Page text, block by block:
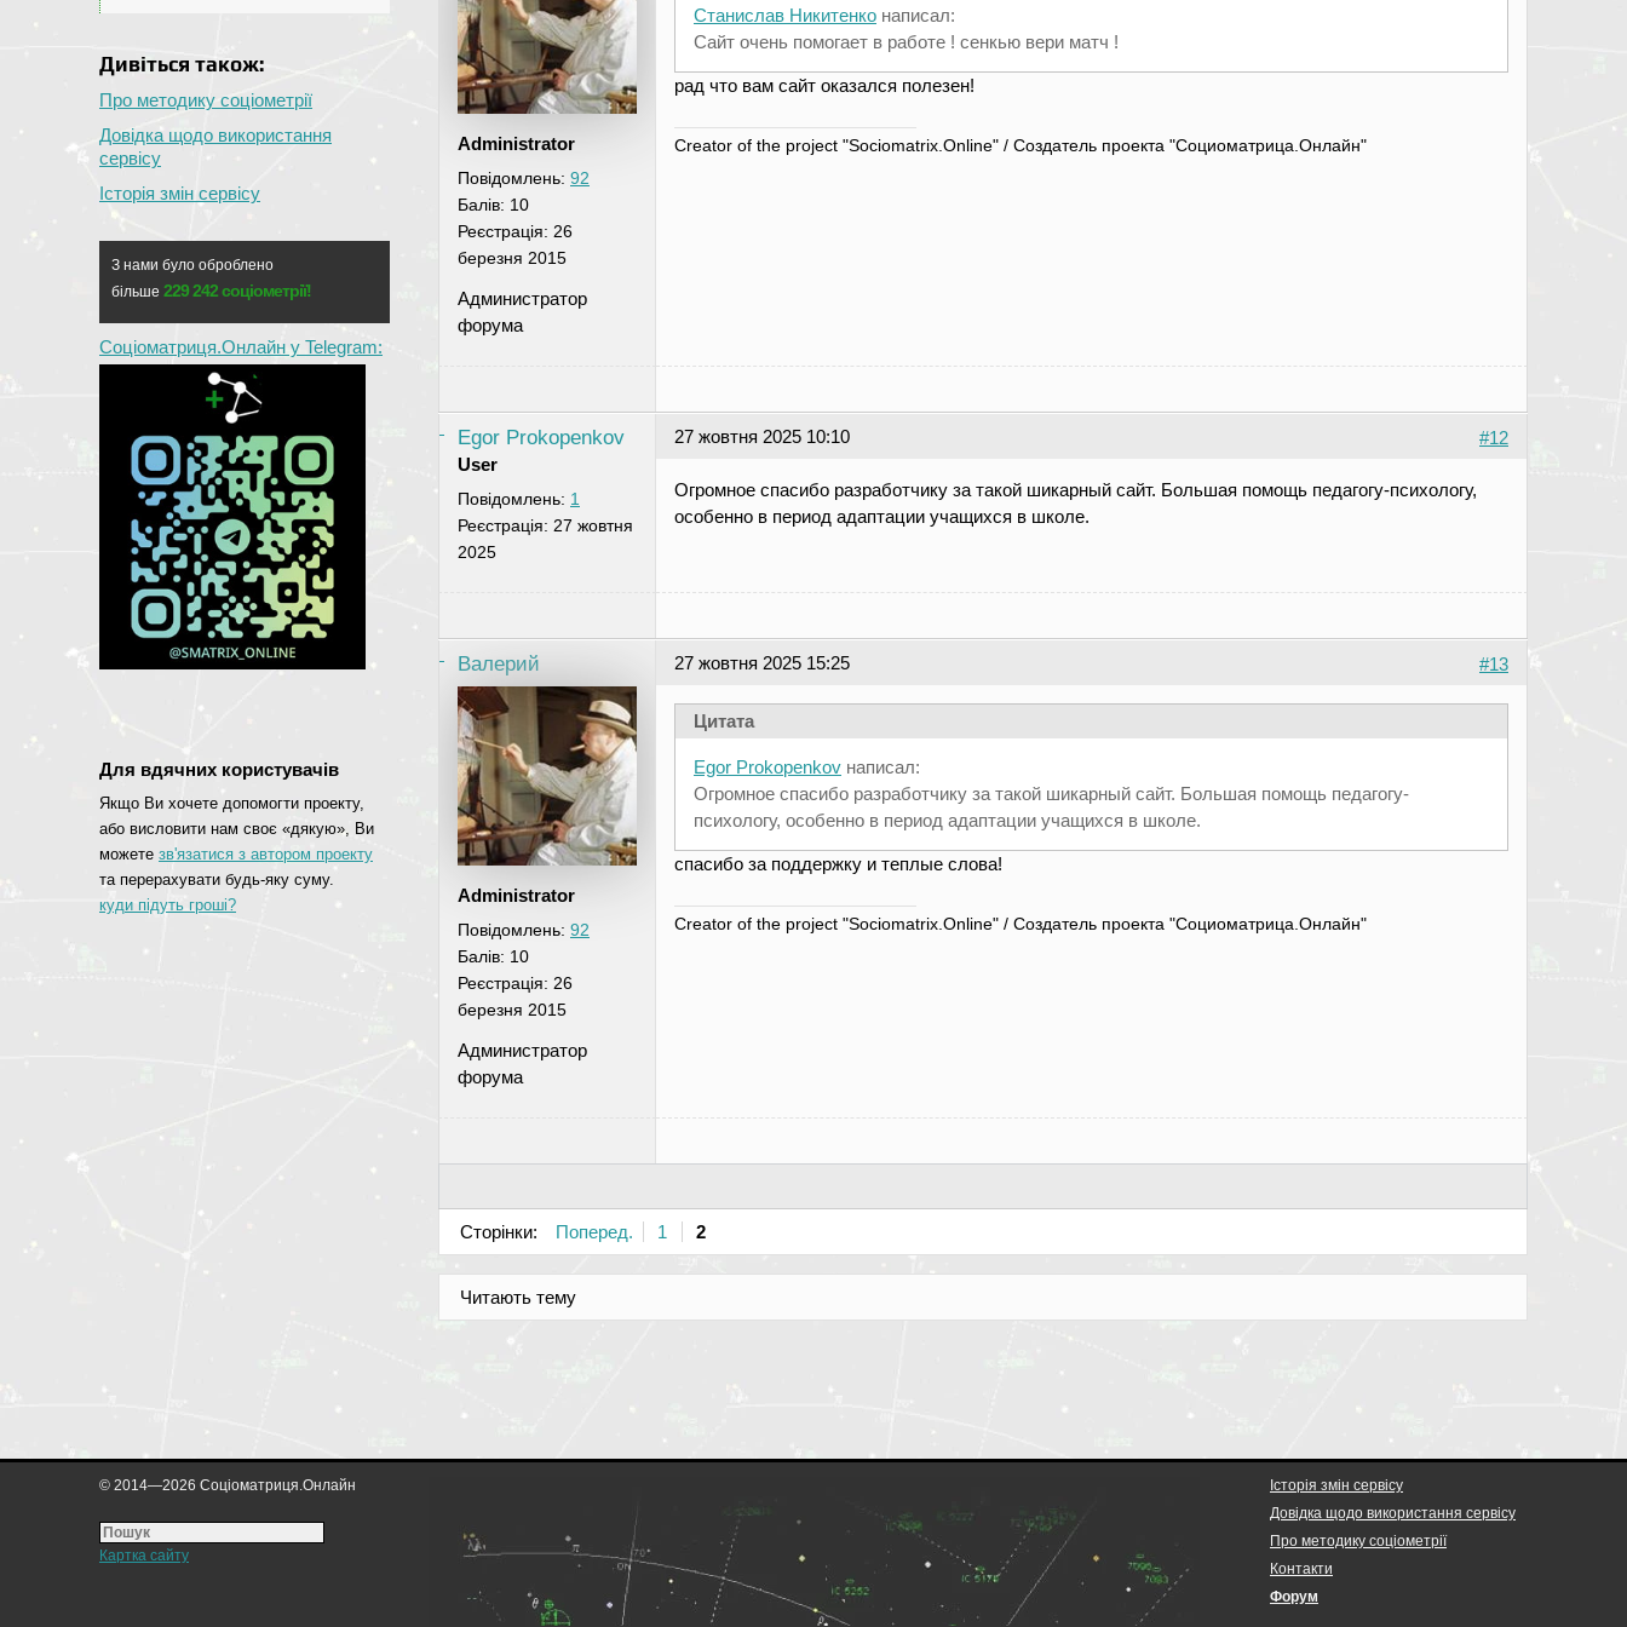
Administrator
Повідомлень: 92
Балів: 10
Реєстрація: 26
березня 2015
Администратор
форума
Станислав Никитенко написал:
Сайт очень помогает в работе ! сенкью вери матч !
рад что вам сайт оказался полезен!
Creator of the project "Sociomatrix.Online" / Создатель проекта "Социоматрица.Онлайн"
Egor Prokopenkov
User
Повідомлень: 1
Реєстрація: 27 жовтня
2025
#12
27 жовтня 2025 10:10
Огромное спасибо разработчику за такой шикарный сайт. Большая помощь педагогу-психологу,
особенно в период адаптации учащихся в школе.
Валерий
Administrator
Повідомлень: 92
Балів: 10
Реєстрація: 26
березня 2015
Администратор
форума
#13
27 жовтня 2025 15:25
Цитата
Egor Prokopenkov написал:
Огромное спасибо разработчику за такой шикарный сайт. Большая помощь педагогу-
психологу, особенно в период адаптации учащихся в школе.
спасибо за поддержку и теплые слова!
Creator of the project "Sociomatrix.Online" / Создатель проекта "Социоматрица.Онлайн"
Сторінки: Поперед. 1 2
Читають тему
Дивіться також:
Про методику соціометрії
Довідка щодо використання
сервісу
Історія змін сервісу
З нами було оброблено
більше 229 242 соціометрії!
Соціоматриця.Онлайн у Telegram:
Для вдячних користувачів
Якщо Ви хочете допомогти проекту,
або висловити нам своє «дякую», Ви
можете зв'язатися з автором проекту
та перерахувати будь-яку суму.
куди підуть гроші?
© 2014—2026 Соціоматриця.Онлайн
Картка сайту
Історія змін сервісу
Довідка щодо використання сервісу
Про методику соціометрії
Контакти
Форум